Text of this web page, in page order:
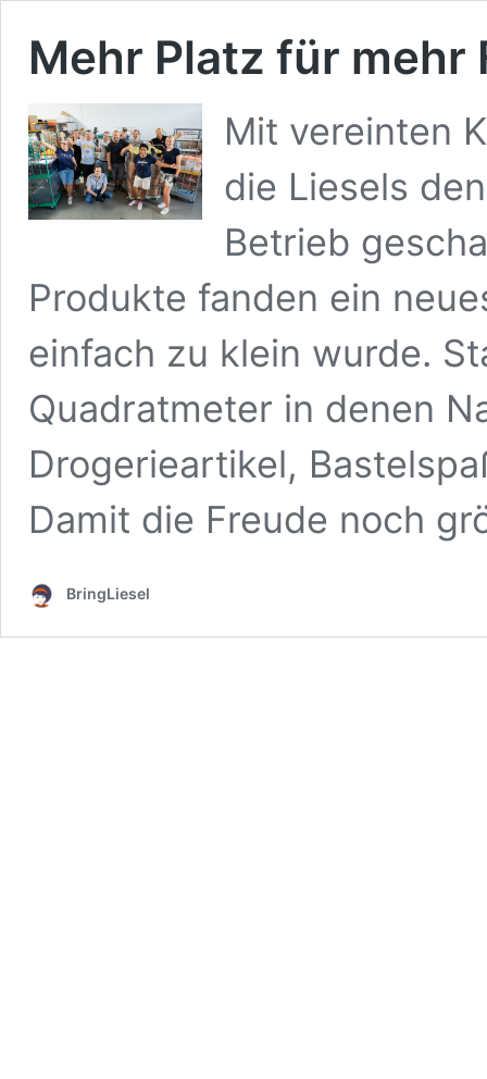
Mehr Platz für mehr
Mit vereinten
die Liesels
Betrieb
Produkte fanden ein
einfach zu klein wurde.
Quadratmeter in denen
Drogerieartikel,
Damit die Freude noch
BringLiesel